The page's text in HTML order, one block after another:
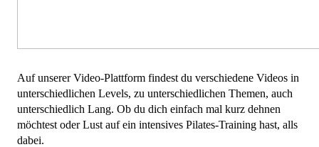
Auf unserer Video-Plattform findest du verschiedene Videos in
unterschiedlichen Levels, zu unterschiedlichen Themen, auch
unterschiedlich Lang. Ob du dich einfach mal kurz dehnen
möchtest oder Lust auf ein intensives Pilates-Training hast, alls
dabei.